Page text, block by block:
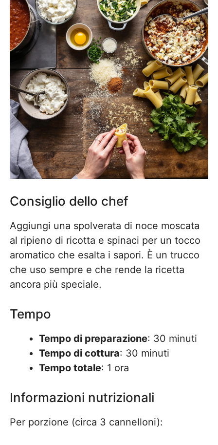
Consiglio dello chef
Aggiungi una spolverata di noce moscata
al ripieno di ricotta e spinaci per un tocco
aromatico che esalta i sapori. È un trucco
che uso sempre e che rende la ricetta
ancora più speciale.
Tempo
Tempo di preparazione: 30 minuti
Tempo di cottura: 30 minuti
Tempo totale: 1 ora
Informazioni nutrizionali
Per porzione (circa 3 cannelloni):